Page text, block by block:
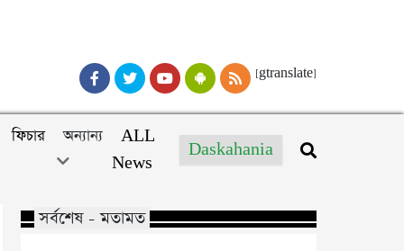
[gtranslate]
ফিচার অন্যান্য
ALL
News
Daskahania
সর্বশেষ - মতামত